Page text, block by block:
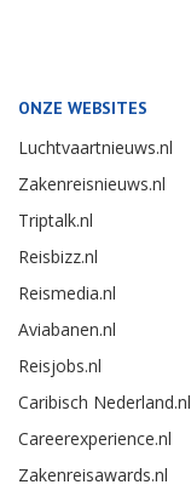
ONZE WEBSITES
Luchtvaartnieuws.nl
Zakenreisnieuws.nl
Triptalk.nl
Reisbizz.nl
Reismedia.nl
Aviabanen.nl
Reisjobs.nl
Caribisch Nederland.nl
Careerexperience.nl
Zakenreisawards.nl